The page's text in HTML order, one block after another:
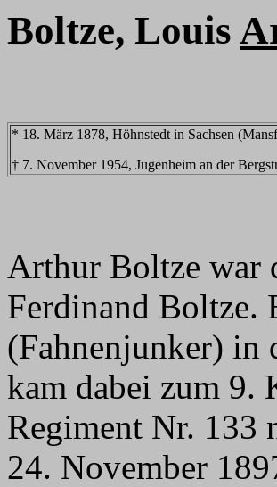
Boltze, Louis
* 18. März 1878, Höhnstedt in Sachsen
† 7. November 1954, Jugenheim an der
Arthur Boltze war
Ferdinand Boltze.
(Fahnenjunker) in
kam dabei zum 9.
Regiment Nr. 133
24. November